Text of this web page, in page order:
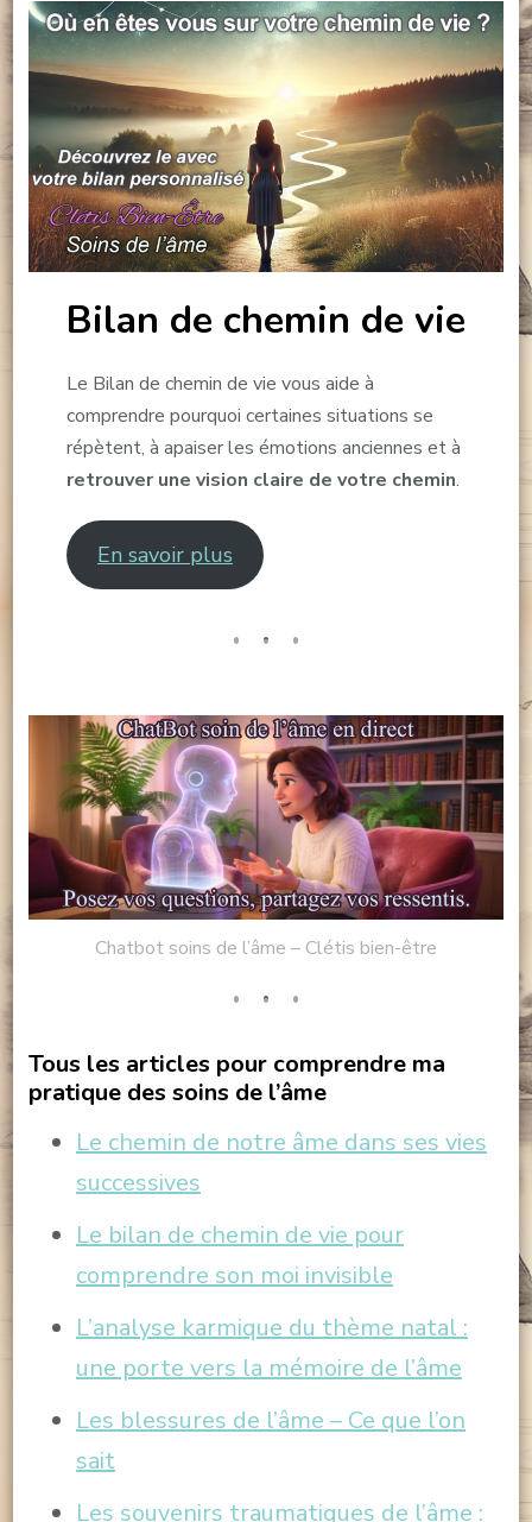
Bilan de chemin de vie
Le Bilan de chemin de vie vous aide à
comprendre pourquoi certaines situations se
répètent, à apaiser les émotions anciennes et à
retrouver une vision claire de votre chemin.
En savoir plus
Chatbot soins de l’âme – Clétis bien-être
Tous les articles pour comprendre ma
pratique des soins de l’âme
Le chemin de notre âme dans ses vies
successives
Le bilan de chemin de vie pour
comprendre son moi invisible
L’analyse karmique du thème natal :
une porte vers la mémoire de l’âme
Les blessures de l’âme – Ce que l’on
sait
Les souvenirs traumatiques de l’âme :